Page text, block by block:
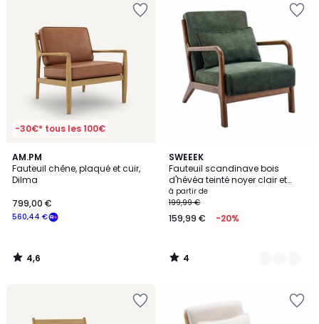
-30€* tous les 100€
AM.PM
Fauteuil chêne, plaqué et cuir,
Dilma
560,44 €
799,00 €
4,6
/ 5
4,6
/
SWEEEK
Fauteuil scandinave bois
d'hévéa teinté noyer clair et
velours LORENS
à partir de
199,99 €
159,99 € -20%
4
/
5
2
Couleurs
4
/